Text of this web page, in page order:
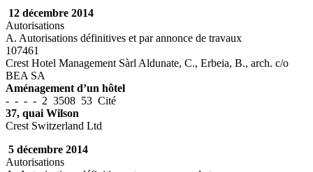
12 décembre 2014
Autorisations
A. Autorisations définitives et par annonce de travaux
107461
Crest Hotel Management Sàrl Aldunate, C., Erbeia, B., arch. c/o
BEA SA
Aménagement d’un hôtel
- - - - 2 3508 53 Cité
37, quai Wilson
Crest Switzerland Ltd
5 décembre 2014
Autorisations